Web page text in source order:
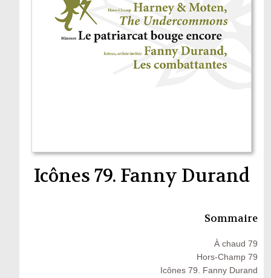
Icônes 79. Fanny Durand
Sommaire
À chaud 79
Hors-Champ 79
Icônes 79. Fanny Durand